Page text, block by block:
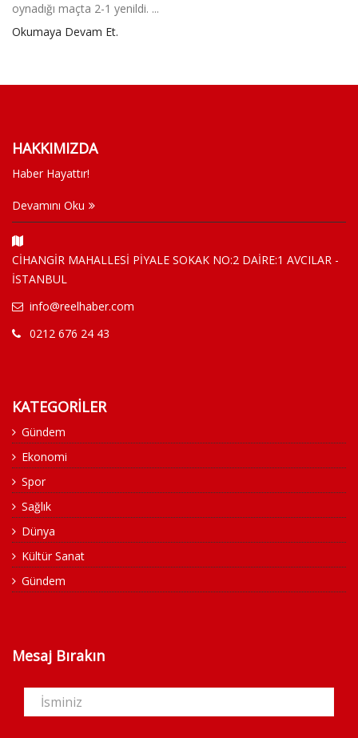
oynadığı maçta 2-1 yenildi. ...
Okumaya Devam Et.
HAKKIMIZDA
Haber Hayattır!
Devamını Oku
CİHANGİR MAHALLESİ PİYALE SOKAK NO:2 DAİRE:1 AVCILAR -
İSTANBUL
info@reelhaber.com
0212 676 24 43
KATEGORİLER
Gündem
Ekonomi
Spor
Sağlık
Dünya
Kültür Sanat
Gündem
Mesaj Bırakın